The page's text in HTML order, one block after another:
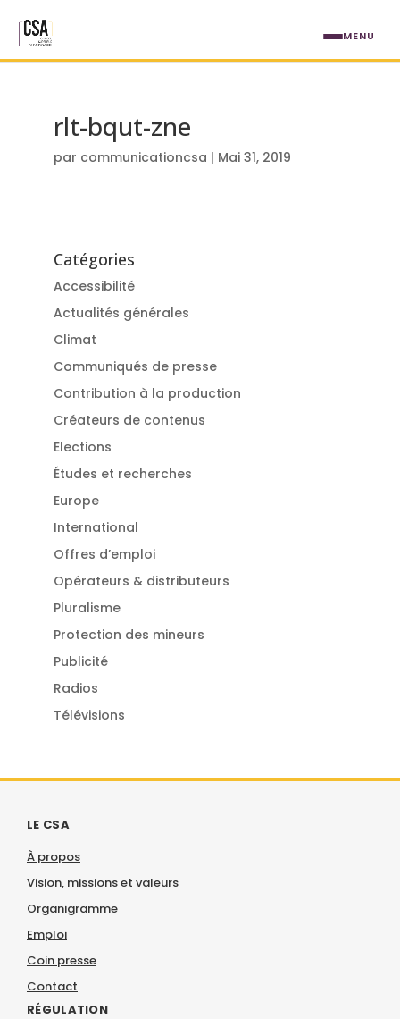
rlt-bqut-zne
par communicationcsa | Mai 31, 2019
Catégories
Accessibilité
Actualités générales
Climat
Communiqués de presse
Contribution à la production
Créateurs de contenus
Elections
Études et recherches
Europe
International
Offres d’emploi
Opérateurs & distributeurs
Pluralisme
Protection des mineurs
Publicité
Radios
Télévisions
LE CSA
À propos
Vision, missions et valeurs
Organigramme
Emploi
Coin presse
Contact
RÉGULATION
MENU